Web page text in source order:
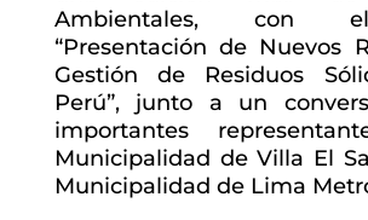
Ambientales, con
“Presentación de Nuevos
Gestión de Residuos
Perú”, junto a un
importantes
Municipalidad de Villa El
Municipalidad de Lima